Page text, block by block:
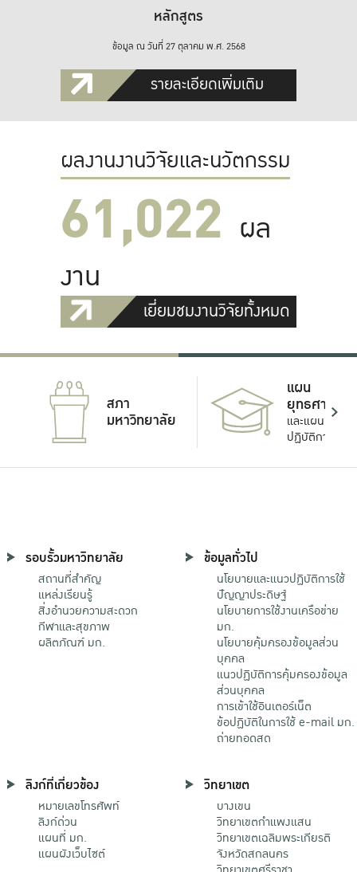
หลักสูตร
ข้อมูล ณ วันที่ 27 ตุลาคม พ.ศ. 2568
รายละเอียดเพิ่มเติม
ผลงานงานวิจัยและนวัตกรรม
61,022 ผล
งาน
เยี่ยมชมงานวิจัยทั้งหมด
สภา
มหาวิทยาลัย
แผน
ยุทธศาสตร์
และแผน
ปฏิบัติการ
รอบรั้วมหาวิทยาลัย
สถานที่สำคัญ
แหล่งเรียนรู้
สิ่งอำนวยความสะดวก
กีฬาและสุขภาพ
ผลิตภัณฑ์ มก.
ข้อมูลทั่วไป
นโยบายและแนวปฏิบัติการใช้
ปัญญาประดิษฐ์
นโยบายการใช้งานเครือข่าย
มก.
นโยบายคุ้มครองข้อมูลส่วน
บุคคล
แนวปฏิบัติการคุ้มครองข้อมูล
ส่วนบุคคล
การเข้าใช้อินเตอร์เน็ต
ข้อปฏิบัติในการใช้ e-mail มก.
ถ่ายทอดสด
ลิงก์ที่เกี่ยวข้อง
หมายเลขโทรศัพท์
ลิงก์ด่วน
แผนที่ มก.
แผนผังเว็บไซต์
วิทยาเขต
บางเขน
วิทยาเขตกําแพงแสน
วิทยาเขตเฉลิมพระเกียรติ
จังหวัดสกลนคร